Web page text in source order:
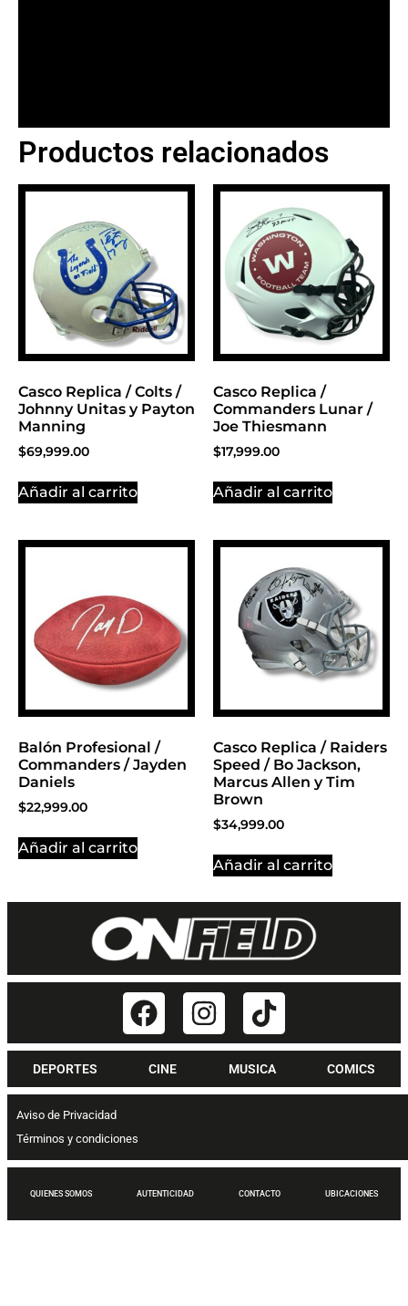
BANNER CON
PROMOCIONES 1
Productos relacionados
Casco Replica / Colts /
Johnny Unitas y Payton
Manning
$69,999.00
Añadir al carrito
Casco Replica /
Commanders Lunar /
Joe Thiesmann
$17,999.00
Añadir al carrito
Balón Profesional /
Commanders / Jayden
Daniels
$22,999.00
Añadir al carrito
Casco Replica / Raiders
Speed / Bo Jackson,
Marcus Allen y Tim
Brown
$34,999.00
Añadir al carrito
DEPORTES CINE MUSICA COMICS
Aviso de Privacidad
Términos y condiciones
QUIENES SOMOS AUTENTICIDAD CONTACTO UBICACIONES